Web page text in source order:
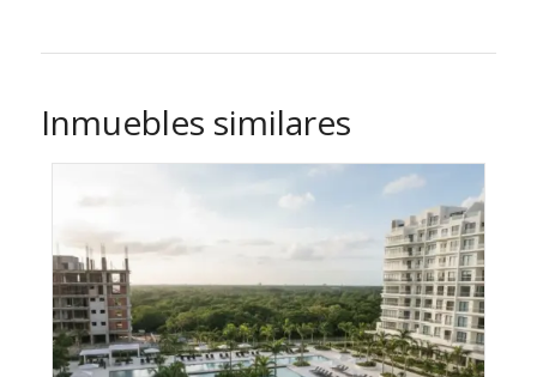
Inmuebles similares